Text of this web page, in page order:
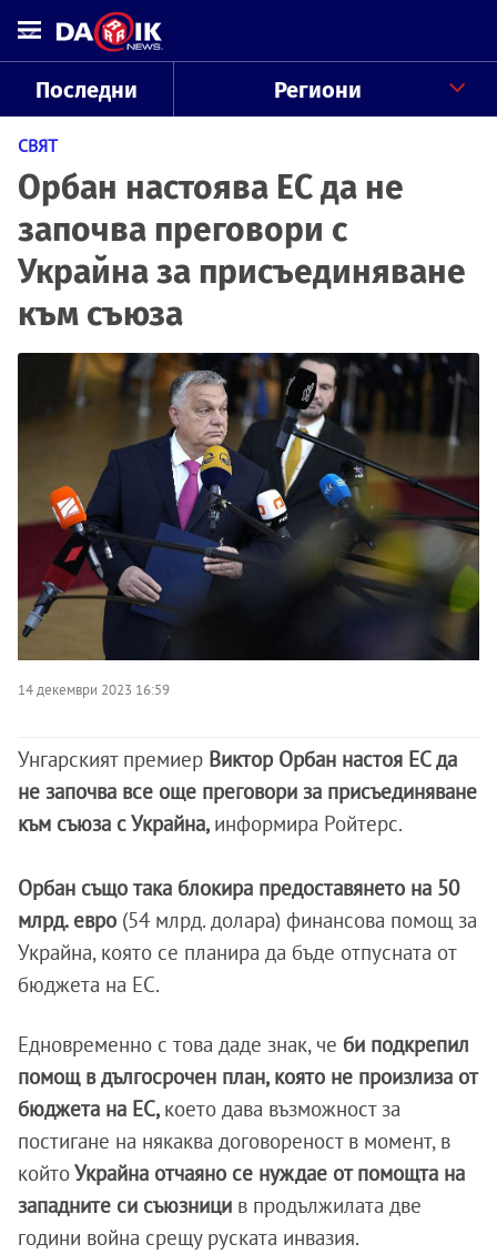
Последни Региони
СВЯТ
Орбан настоява ЕС да не
започва преговори с
Украйна за присъединяване
към съюза
14 декември 2023 16:59
Унгарският премиер Виктор Орбан настоя ЕС да
не започва все още преговори за присъединяване
към съюза с Украйна, информира Ройтерс.
Орбан също така блокира предоставянето на 50
млрд. евро (54 млрд. долара) финансова помощ за
Украйна, която се планира да бъде отпусната от
бюджета на ЕС.
Едновременно с това даде знак, че би подкрепил
помощ в дългосрочен план, която не произлиза от
бюджета на ЕС, което дава възможност за
постигане на някаква договореност в момент, в
койтоУкрайна отчаяно се нуждае от помощта на
западните си съюзници в продължилата две
години война срещу руската инвазия.